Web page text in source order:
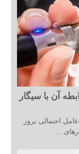
آن با سیگار
احتمالی بروز